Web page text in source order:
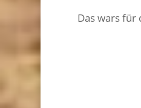
Das wars für